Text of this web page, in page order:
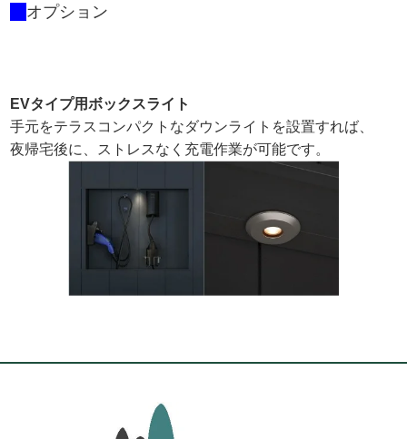
オプション
EVタイプ用ボックスライト
手元をテラスコンパクトなダウンライトを設置すれば、
夜帰宅後に、ストレスなく充電作業が可能です。